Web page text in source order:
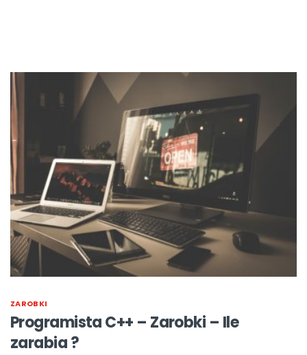
ZAROBKI
Programista C++ – Zarobki – Ile
zarabia ?